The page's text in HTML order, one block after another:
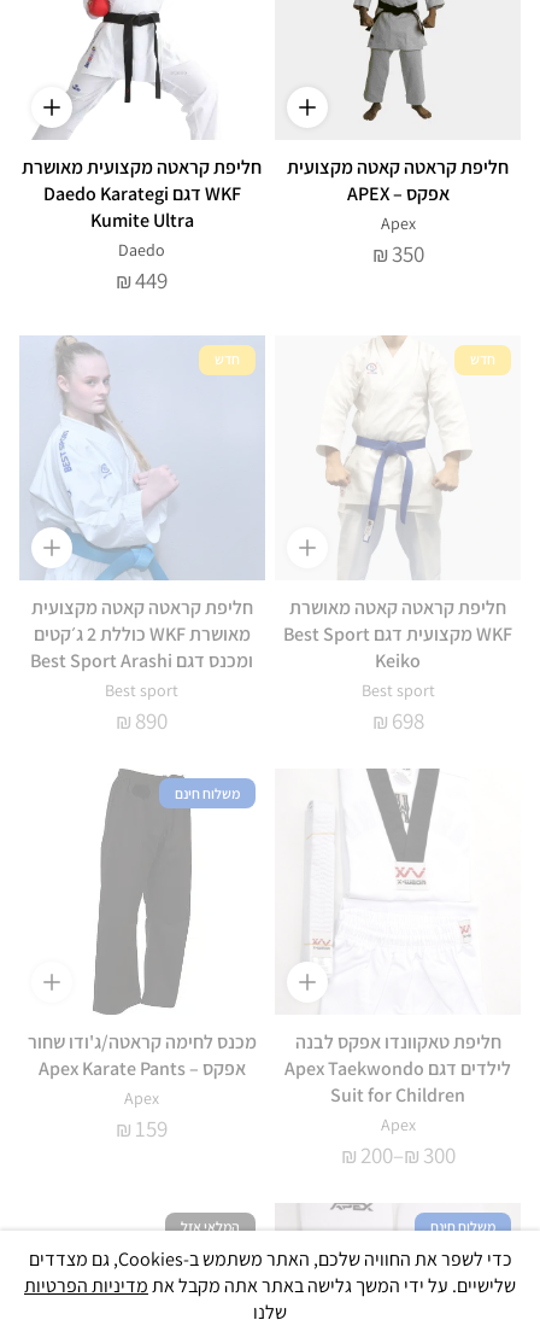
חליפת קראטה קאטה מקצועית
אפקס – APEX
Apex
₪350
חליפת קראטה מקצועית מאושרת
WKF דגם Daedo Karategi
Kumite Ultra
Daedo
₪449
חדש
חליפת קראטה קאטה מאושרת
WKF מקצועית דגם Best Sport
Keiko
Best sport
₪ 698
חדש
חליפת קראטה קאטה מקצועית
מאושרת WKF כוללת 2 ג׳קטים
ומכנס דגם Best Sport Arashi
Best sport
₪ 890
חליפת טאקוונדו אפקס לבנה
לילדים דגם Apex Taekwondo
Suit for Children
Apex
₪ 200– ₪ 300
טווח
מחירים:
⁦₪200⁩
עד
משלוח חינם
מכנס לחימה קראטה/ג'ודו שחור
אפקס – Apex Karate Pants
Apex
₪ 159
משלוח חינם המלאי אזל
כדי לשפר את החוויה שלכם, האתר משתמש ב-Cookies, גם מצדדים
שלישיים. על ידי המשך גלישה באתר אתה מקבל אתמדיניות הפרטיות
שלנו